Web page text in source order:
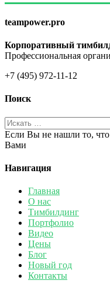
teampower.pro
Корпоративный
Профессиональная
+7 (495) 972-11-12
Поиск
Если Вы не нашли то,
Вами
Навигация
Главная
О нас
Тимбилдинг
Портфолио
Видео
Цены
Блог
Новый год
Контакты